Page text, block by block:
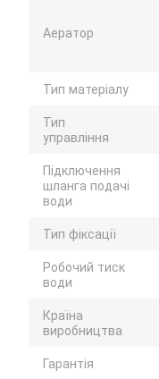
Аератор
Тип матеріалу
Тип
управління
Підключення
шланга подачі
води
Тип фіксації
Робочий тиск
води
Країна
виробництва
Гарантія